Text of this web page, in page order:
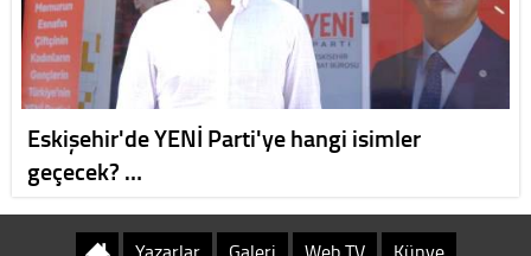
Eskişehir'de YENİ Parti'ye hangi isimler
geçecek? …
Yazarlar Galeri Web TV Künye